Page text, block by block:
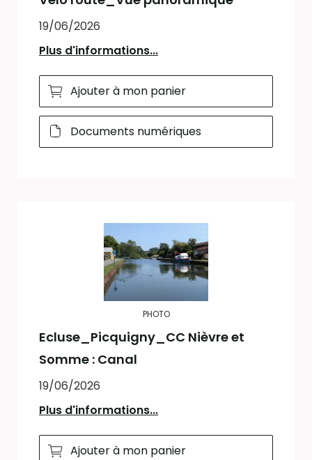
19/06/2026
Plus d'informations...
Ajouter à mon panier
Documents numériques
PHOTO
Ecluse_Picquigny_CC Nièvre et
Somme : Canal
19/06/2026
Plus d'informations...
Ajouter à mon panier